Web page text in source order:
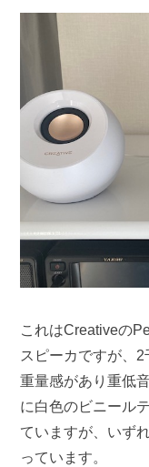
これはCreativeの
スピーカですが、 2
重量感があり重低
に白色のビニール
ていますが、いず
っています。